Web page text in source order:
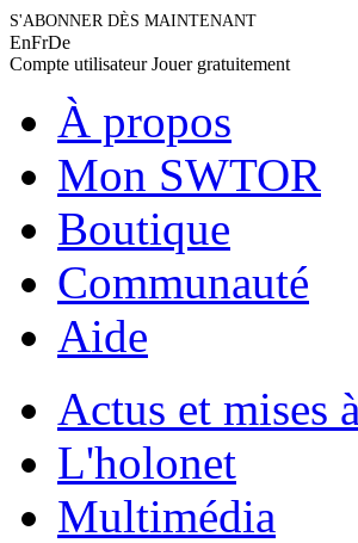
S'ABONNER DÈS MAINTENANT
EnFrDe
Compte utilisateurJouer gratuitement
À propos
Mon SWTOR
Boutique
Communauté
Aide
Actus et mises
L'holonet
Multimédia